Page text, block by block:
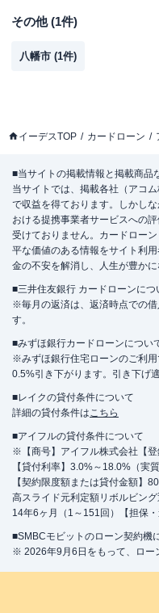
その他(1件)
八幡市 (1件)
イーデスTOP カードローン
■当サイトの掲載情報と掲載商品
当サイトでは、掲載各社（アコ
で収益を得ております。しかし
おける提携事業者サービスへの
受けておりません。カードロー
平な価値のある情報をサイト利
金の不安を解消し、人生が豊か
■三井住友銀行 カードローンにつ
※毎月の返済は、返済時点での
す。
■みずほ銀行カードローンについ
※みずほ銀行住宅ローンのご利
0.5%引き下がります。引き下げ
■レイクの貸付条件について
詳細の貸付条件はこちら
■アイフルの貸付条件について
※【商号】アイフル株式会社【
【貸付利率】3.0%～18.0%（実
【契約限度額または貸付金額】
高スライド元利定額リボルビン
14年6ヶ月（1～151回）【担保
■SMBCモビットのローン契約機
※ 2026年9月6日をもって、ロー